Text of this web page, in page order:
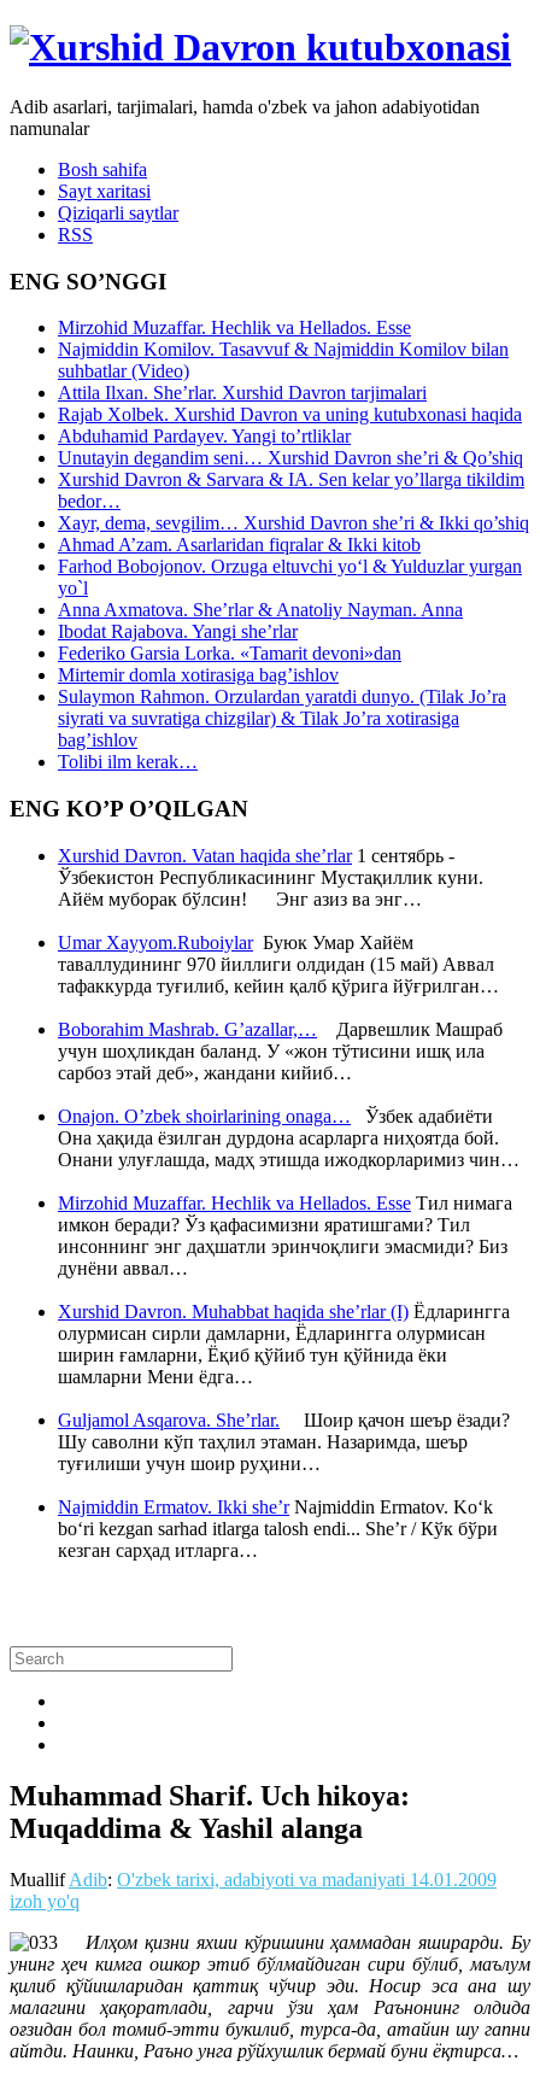
Adib asarlari, tarjimalari, hamda o'zbek va jahon adabiyotidan
namunalar
Bosh sahifa
Sayt xaritasi
Qiziqarli saytlar
RSS
ENG SO’NGGI
Mirzohid Muzaffar. Hechlik va Hellados. Esse
Najmiddin Komilov. Tasavvuf & Najmiddin Komilov bilan
suhbatlar (Video)
Attila Ilxan. She’rlar. Xurshid Davron tarjimalari
Rajab Xolbek. Xurshid Davron va uning kutubxonasi haqida
Abduhamid Pardayev. Yangi to’rtliklar
Unutayin degandim seni… Xurshid Davron she’ri & Qo’shiq
Xurshid Davron & Sarvara & IA. Sen kelar yo’llarga tikildim
bedor…
Xayr, dema, sevgilim… Xurshid Davron she’ri & Ikki qo’shiq
Ahmad A’zam. Asarlaridan fiqralar & Ikki kitob
Farhod Bobojonov. Orzuga eltuvchi yo‘l & Yulduzlar yurgan
yo`l
Anna Axmatova. She’rlar & Anatoliy Nayman. Anna
Ibodat Rajabova. Yangi she’rlar
Federiko Garsia Lorka. «Tamarit devoni»dan
Mirtemir domla xotirasiga bag’ishlov
Sulaymon Rahmon. Orzulardan yaratdi dunyo. (Tilak Jo’ra
siyrati va suvratiga chizgilar) & Tilak Jo’ra xotirasiga
bag’ishlov
Tolibi ilm kerak…
ENG KO’P O’QILGAN
Xurshid Davron. Vatan haqida she’rlar1 сентябрь -
Ўзбекистон Республикасининг Мустақиллик куни.
Айём муборак бўлсин! Энг азиз ва энг…
Umar Xayyom.RuboiylarБуюк Умар Хайём
таваллудининг 970 йиллиги олдидан (15 май) Аввал
тафаккурда туғилиб, кейин қалб қўрига йўғрилган…
Boborahim Mashrab. G’azallar,… Дарвешлик Машраб
учун шоҳликдан баланд. У «жон тўтисини ишқ ила
сарбоз этай деб», жандани кийиб…
Onajon. O’zbek shoirlarining onaga… Ўзбек адабиёти
Она ҳақида ёзилган дурдона асарларга ниҳоятда бой.
Онани улуғлашда, мадҳ этишда ижодкорларимиз чин…
Mirzohid Muzaffar. Hechlik va Hellados. Esse Тил нимага
имкон беради? Ўз қафасимизни яратишгами? Тил
инсоннинг энг даҳшатли эринчоқлиги эмасмиди? Биз
дунёни аввал…
Xurshid Davron. Muhabbat haqida she’rlar (I) Ёдларингга
олурмисан сирли дамларни, Ёдларингга олурмисан
ширин ғамларни, Ёқиб қўйиб тун қўйнида ёки
шамларни Мени ёдга…
Guljamol Asqarova. She’rlar. Шоир қачон шеър ёзади?
Шу саволни кўп таҳлил этаман. Назаримда, шеър
туғилиши учун шоир руҳини…
Najmiddin Ermatov. Ikki she’rNajmiddin Ermatov. Ko‘k
bo‘ri kezgan sarhad itlarga talosh endi... She’r / Кўк бўри
кезган сарҳад итларга…
Muhammad Sharif. Uch hikoya:
Muqaddima & Yashil alanga
MuallifAdib: O'zbek tarixi, adabiyoti va madaniyati 14.01.2009
izoh yo'q
Илҳом қизни яхши кўришини ҳаммадан яширарди. Бу
унинг ҳеч кимга ошкор этиб бўлмайдиган сири бўлиб, маълум
қилиб қўйишларидан қаттиқ чўчир эди. Носир эса ана шу
малагини ҳақоратлади, гарчи ўзи ҳам Раънонинг олдида
оғзидан бол томиб-этти букилиб, турса-да, атайин шу гапни
айтди. Наинки, Раъно унга рўйхушлик бермай буни ёқтирса…